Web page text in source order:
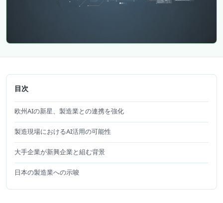
目次
欧州AIの新星、製造業との連携を強化
製造現場におけるAI活用の可能性
大手企業が新興企業と組む背景
日本の製造業への示唆